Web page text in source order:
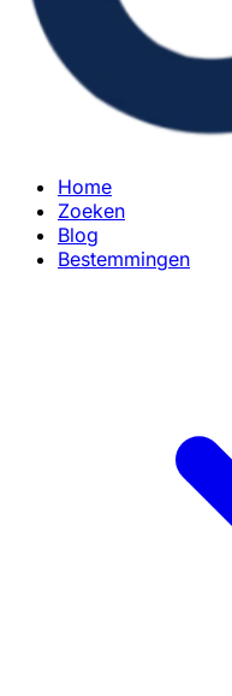
Home
Zoeken
Blog
Bestemmingen